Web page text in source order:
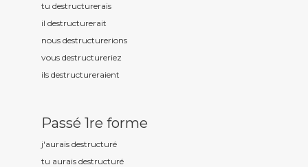
tu destructurerais
il destructurerait
nous destructurerions
vous destructureriez
ils destructureraient
Passé 1re forme
j'aurais destructuré
tu aurais destructuré